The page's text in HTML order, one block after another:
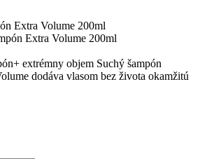
Extra Volume 200ml
extrémny objem Suchý šampón
dodáva vlasom bez života okamžitú